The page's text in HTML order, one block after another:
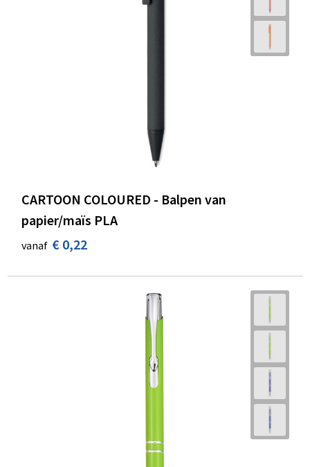
CARTOON COLOURED - Balpen van
papier/maïs PLA
vanaf € 0,22